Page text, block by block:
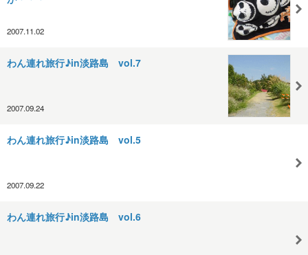
2007.11.02
わん連れ旅行♪in淡路島 vol.7
2007.09.24
わん連れ旅行♪in淡路島 vol.5
2007.09.22
わん連れ旅行♪in淡路島 vol.6